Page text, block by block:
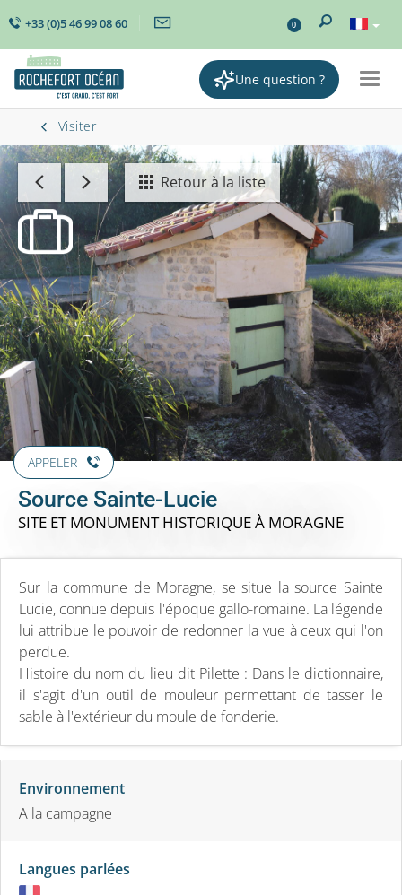
+33 (0)5 46 99 08 60 0
Une question ?
Visiter
Retour à la liste
APPELER
Source Sainte-Lucie
SITE ET MONUMENT HISTORIQUEÀ MORAGNE
Sur la commune de Moragne, se situe la source Sainte
Lucie, connue depuis l'époque gallo-romaine. La légende
lui attribue le pouvoir de redonner la vue à ceux qui l'on
perdue.
Histoire du nom du lieu dit Pilette : Dans le dictionnaire,
il s'agit d'un outil de mouleur permettant de tasser le
sable à l'extérieur du moule de fonderie.
Environnement
A la campagne
Langues parlées